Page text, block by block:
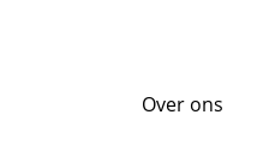
Over ons